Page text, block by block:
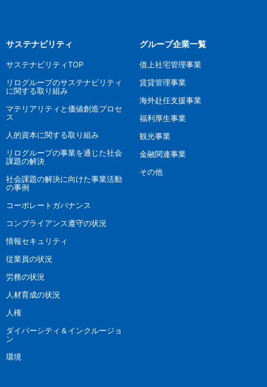
サステナビリティ
サステナビリティTOP
リログループのサステナビリティ
に関する取り組み
マテリアリティと価値創造プロセ
ス
人的資本に関する取り組み
リログループの事業を通じた社会
課題の解決
社会課題の解決に向けた事業活動
の事例
コーポレートガバナンス
コンプライアンス遵守の状況
情報セキュリティ
従業員の状況
労務の状況
人材育成の状況
人権
ダイバーシティ＆インクルージョ
ン
環境
グループ企業一覧
借上社宅管理事業
賃貸管理事業
海外赴任支援事業
福利厚生事業
観光事業
金融関連事業
その他